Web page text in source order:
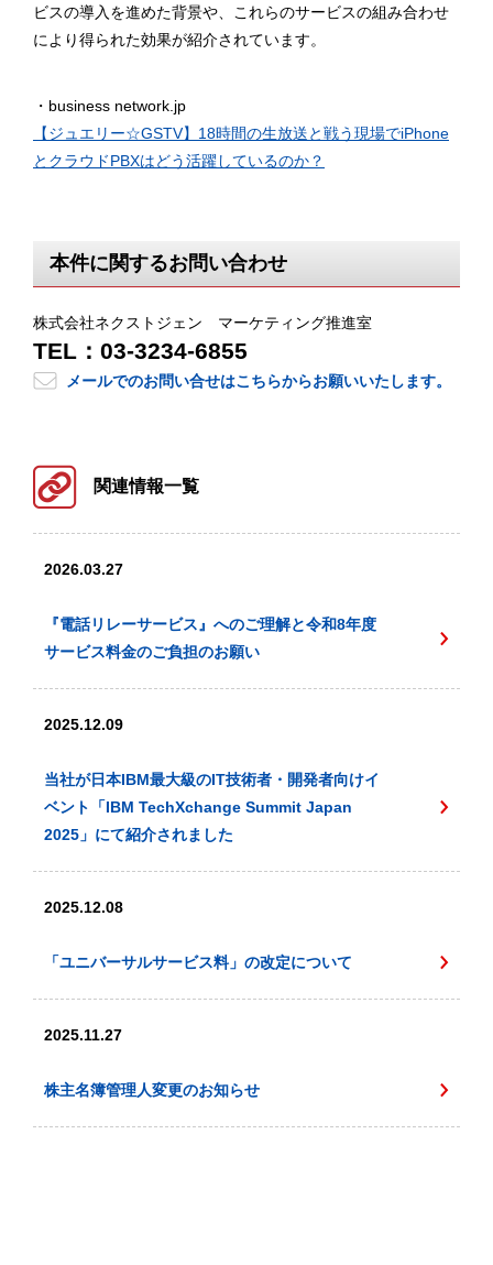
ビスの導入を進めた背景や、これらのサービスの組み合わせ
により得られた効果が紹介されています。
・business network.jp
【ジュエリー☆GSTV】18時間の生放送と戦う現場でiPhone
とクラウドPBXはどう活躍しているのか？
本件に関するお問い合わせ
株式会社ネクストジェン マーケティング推進室
TEL：03-3234-6855
メールでのお問い合せはこちらからお願いいたします。
関連情報一覧
2026.03.27
『電話リレーサービス』へのご理解と令和8年度
サービス料金のご負担のお願い
2025.12.09
当社が日本IBM最大級のIT技術者・開発者向けイ
ベント「IBM TechXchange Summit Japan
2025」にて紹介されました
2025.12.08
「ユニバーサルサービス料」の改定について
2025.11.27
株主名簿管理人変更のお知らせ